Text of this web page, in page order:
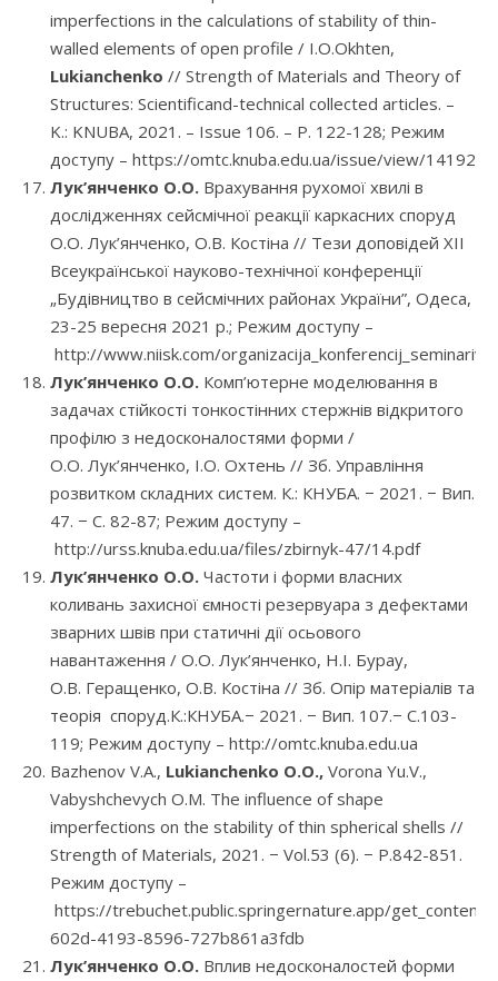
imperfections in the calculations of stability of thin-
walled elements of open profile / I.O.Okhten,
Lukianchenko // Strength of Materials and Theory of
Structures: Scientificand-technical collected articles. –
K.: KNUBA, 2021. – Issue 106. – P. 122-128; Режим
доступу – https://omtc.knuba.edu.ua/issue/view/14192
Лук’янченко О.О. Врахування рухомої хвилі в
дослідженнях сейсмічної реакції каркасних споруд
О.О. Лук’янченко, О.В. Костіна // Тези доповідей XII
Всеукраїнської науково-технічної конференції
„Будівництво в сейсмічних районах України”, Одеса,
23-25 вересня 2021 р.; Режим доступу –
http://www.niisk.com/organizacija_konferencij_seminariv/
Лук’янченко О.О. Комп’ютерне моделювання в
задачах стійкості тонкостінних стержнів відкритого
профілю з недосконалостями форми /
О.О. Лук’янченко, I.О. Охтень // Зб. Управління
розвитком складних систем. К.: КНУБА. − 2021. − Вип.
47. − С. 82-87; Режим доступу –
http://urss.knuba.edu.ua/files/zbirnyk-47/14.pdf
Лук’янченко О.О. Частоти і форми власних
коливань захисної ємності резервуара з дефектами
зварних швів при статичні дії осьового
навантаження / О.О. Лук’янченко, Н.І. Бурау,
О.В. Геращенко, О.В. Костіна // Зб. Опір матеріалів та
теорія споруд.К.:КНУБА.− 2021. − Вип. 107.− С.103-
119; Режим доступу – http://omtc.knuba.edu.ua
Bazhenov V.A., Lukianchenko O.O., Vorona Yu.V.,
Vabyshchevych O.M. The influence of shape
imperfections on the stability of thin spherical shells //
Strength of Materials, 2021. − Vol.53 (6). − P.842-851.
Режим доступу –
https://trebuchet.public.springernature.app/get_content/
602d-4193-8596-727b861a3fdb
Лук’янченко О.О. Вплив недосконалостей форми